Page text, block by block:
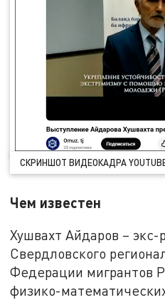
СКРИНШОТ ВИДЕОКАДРА
Чем известен
Хушвахт Айдаров – экс-
Свердловского
Федерации мигрантов
физико-